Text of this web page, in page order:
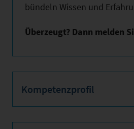
bündeln Wissen und
Überzeugt? Dann melden
Kompetenzprofil